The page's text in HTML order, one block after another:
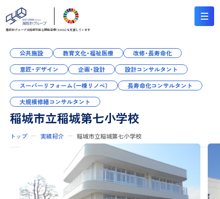
翔設計グループは持続可能な開発目標（SDGs）を支援しています
稲城市立稲城第七小学校
公共施設 教育文化・福祉医療
改修・長寿命化
意匠・デザイン
企画・設計
設計コンサルタント
スーパーリフォーム（一棟リノベ）
長寿命化コンサルタント
大規模修繕コンサルタント
トップ 実績紹介 稲城市立稲城第七小学校